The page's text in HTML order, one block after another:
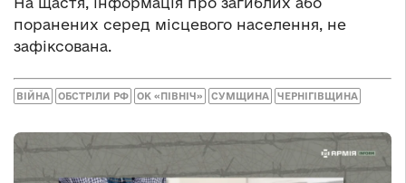
поранених серед місцевого населення, не
зафіксована.
ВІЙНА ОБСТРІЛИ РФ ОК «ПІВНІЧ» СУМЩИНА ЧЕРНІГІВЩИНА